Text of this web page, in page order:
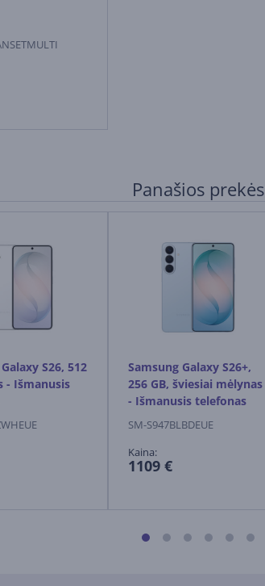
Panašios prekės
S26, 512
- Išmanusis
Samsung Galaxy S26+,
256 GB, šviesiai mėlynas
- Išmanusis telefonas
SM-S947BLBDEUE
Kaina:
1109 €